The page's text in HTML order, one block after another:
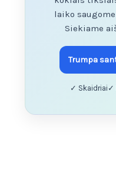
laiko
Siekiame
Trumpa
✓ Skaidriai ✓